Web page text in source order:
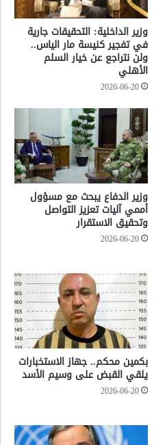
وزير الداخلية: التحقيقات جارية
في تفجير كنيسة مار الياس..
ولن نتراجع عن خيار السلم
الأهلي
2026-06-20
وزير الدفاع يبحث مع مسؤول
أممي آليات تعزيز التواصل
وتحقيق الاستقرار
2026-06-20
بكمين محكم.. جهاز الاستخبارات
يلقي القبض على وسيم الأسد
2026-06-20